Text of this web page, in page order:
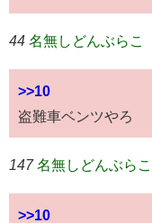
44 名無しどんぶらこ
>>10
盗難車ベンツやろ
147 名無しどんぶらこ
>>10